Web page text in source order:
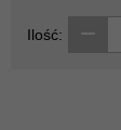
Ilość: